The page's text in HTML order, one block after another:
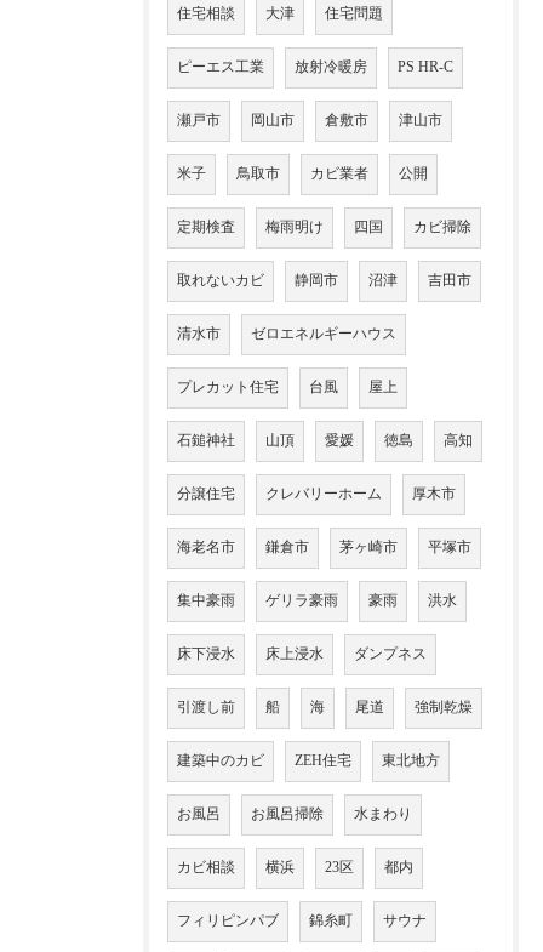
住宅相談 大津 住宅問題
ピーエス工業 放射冷暖房 PS HR-C
瀬戸市 岡山市 倉敷市 津山市
米子 鳥取市 カビ業者 公開
定期検査 梅雨明け 四国 カビ掃除
取れないカビ 静岡市 沼津 吉田市
清水市 ゼロエネルギーハウス
プレカット住宅 台風 屋上
石鎚神社 山頂 愛媛 徳島 高知
分譲住宅 クレバリーホーム 厚木市
海老名市 鎌倉市 茅ヶ崎市 平塚市
集中豪雨 ゲリラ豪雨 豪雨 洪水
床下浸水 床上浸水 ダンプネス
引渡し前 船 海 尾道 強制乾燥
建築中のカビ ZEH住宅 東北地方
お風呂 お風呂掃除 水まわり
カビ相談 横浜 23区 都内
フィリピンパブ 錦糸町 サウナ